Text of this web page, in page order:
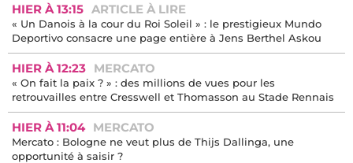
HIER À 13:15 ARTICLE À LIRE
« Un Danois à la cour du Roi Soleil » : le prestigieux Mundo
Deportivo consacre une page entière à Jens Berthel Askou
HIER À 12:23 MERCATO
« On fait la paix ? » : des millions de vues pour les
retrouvailles entre Cresswell et Thomasson au Stade Rennais
HIER À 11:04 MERCATO
Mercato : Bologne ne veut plus de Thijs Dallinga, une
opportunité à saisir ?